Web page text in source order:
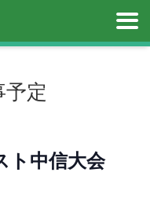
定
ト中信大会